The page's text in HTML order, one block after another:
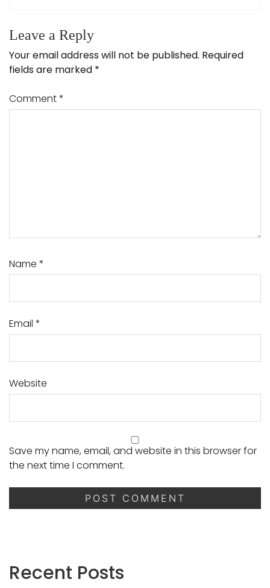
Leave a Reply
Your email address will not be published. Required
fields are marked *
Comment*
Name *
Email *
Website
Save my name, email, and website in this browser for
the next time I comment.
Recent Posts